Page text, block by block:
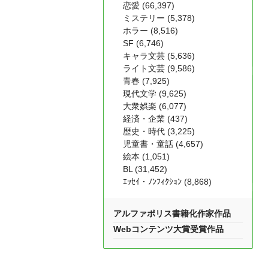
恋愛 (66,397)
ミステリー (5,378)
ホラー (8,516)
SF (6,746)
キャラ文芸 (5,636)
ライト文芸 (9,586)
青春 (7,925)
現代文学 (9,625)
大衆娯楽 (6,077)
経済・企業 (437)
歴史・時代 (3,225)
児童書・童話 (4,657)
絵本 (1,051)
BL (31,452)
ｴｯｾｲ・ﾉﾝﾌｨｸｼｮﾝ (8,868)
アルファポリス書籍化作家作品
Webコンテンツ大賞受賞作品